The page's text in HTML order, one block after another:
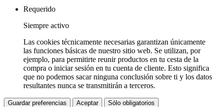
Requerido
Siempre activo
Las cookies técnicamente necesarias garantizan únicamente
las funciones básicas de nuestro sitio web. Se utilizan, por
ejemplo, para permitirte reunir productos en tu cesta de la
compra o iniciar sesión en tu cuenta de cliente. Esto significa
que no podemos sacar ninguna conclusión sobre ti y los datos
resultantes nunca se transmitirán a terceros.
Guardar preferencias Aceptar Sólo obligatorios